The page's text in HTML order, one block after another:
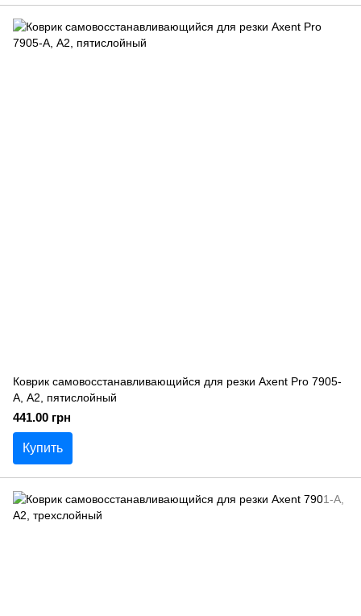
Коврик самовосстанавливающийся для резки Axent Pro 7905-
A, А2, пятислойный
441.00 грн
Купить